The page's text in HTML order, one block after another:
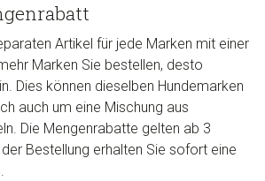
Artikel für jede Marken mit einer
Marken Sie bestellen, desto
Dies können dieselben Hundemarken
auch um eine Mischung aus
Die Mengenrabatte gelten ab 3
Bestellung erhalten Sie sofort eine